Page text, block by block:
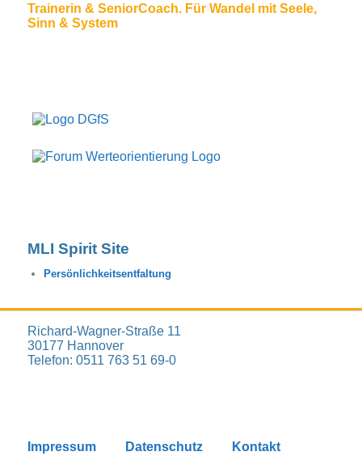
Trainerin & SeniorCoach. Für Wandel mit Seele,
Sinn & System
MLI Spirit Site
Persönlichkeitsentfaltung
Richard-Wagner-Straße 11
30177 Hannover
Telefon: 0511 763 51 69-0
Impressum Datenschutz Kontakt